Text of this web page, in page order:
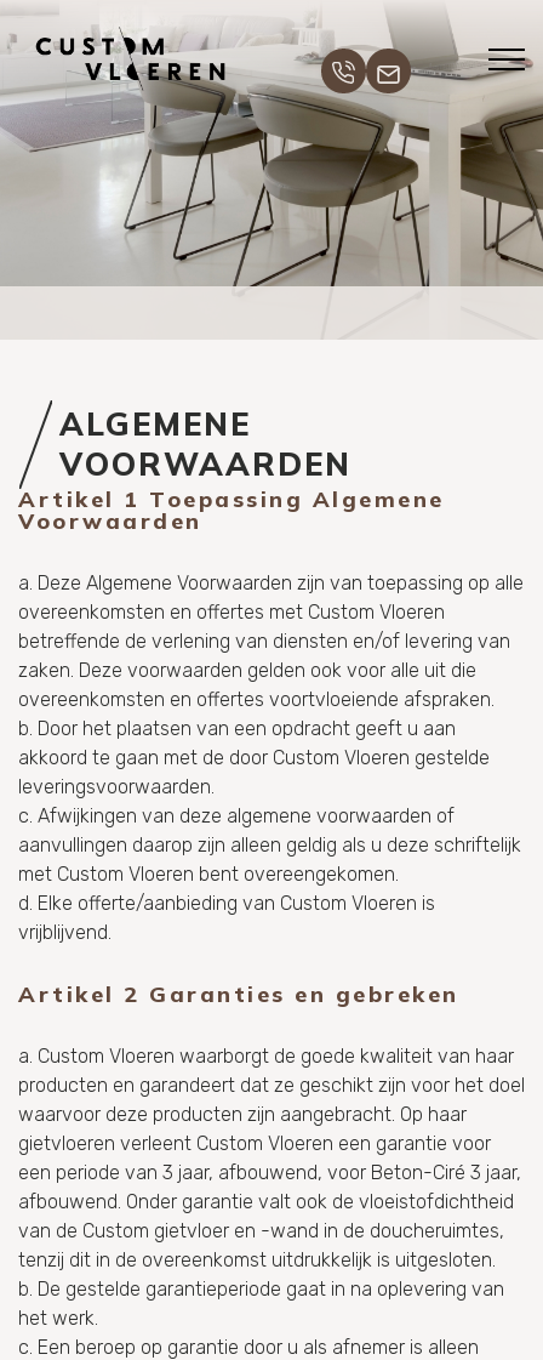
ALGEMENE
VOORWAARDEN
Artikel 1 Toepassing Algemene
Voorwaarden
a. Deze Algemene Voorwaarden zijn van toepassing op alle
overeenkomsten en offertes met Custom Vloeren
betreffende de verlening van diensten en/of levering van
zaken. Deze voorwaarden gelden ook voor alle uit die
overeenkomsten en offertes voortvloeiende afspraken.
b. Door het plaatsen van een opdracht geeft u aan
akkoord te gaan met de door Custom Vloeren gestelde
leveringsvoorwaarden.
c. Afwijkingen van deze algemene voorwaarden of
aanvullingen daarop zijn alleen geldig als u deze schriftelijk
met Custom Vloeren bent overeengekomen.
d. Elke offerte/aanbieding van Custom Vloeren is
vrijblijvend.
Artikel 2 Garanties en gebreken
a. Custom Vloeren waarborgt de goede kwaliteit van haar
producten en garandeert dat ze geschikt zijn voor het doel
waarvoor deze producten zijn aangebracht. Op haar
gietvloeren verleent Custom Vloeren een garantie voor
een periode van 3 jaar, afbouwend, voor Beton-Ciré 3 jaar,
afbouwend. Onder garantie valt ook de vloeistofdichtheid
van de Custom gietvloer en -wand in de doucheruimtes,
tenzij dit in de overeenkomst uitdrukkelijk is uitgesloten.
b. De gestelde garantieperiode gaat in na oplevering van
het werk.
c. Een beroep op garantie door u als afnemer is alleen